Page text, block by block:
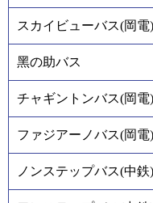
スカイビューバス(岡電)
黑の助バス
チャギントンバス(岡電)
ファジアーノバス(岡電)
ノンステップバス(中鉄)